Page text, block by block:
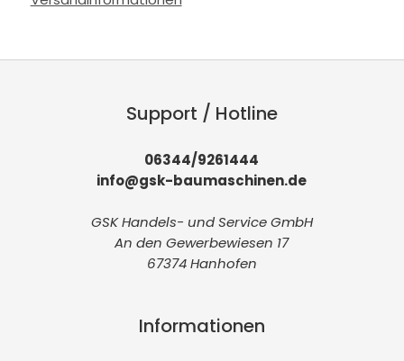
Support / Hotline
06344/9261444
info@gsk-baumaschinen.de
GSK Handels- und Service GmbH
An den Gewerbewiesen 17
67374 Hanhofen
Informationen